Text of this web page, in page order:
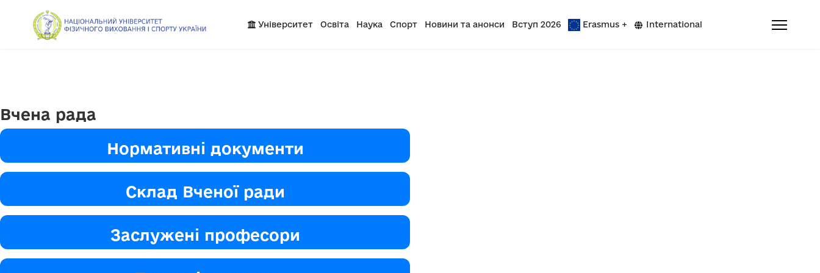
Університет Освіта Наука Спорт Новини та анонси Вступ 2026 Erasmus + International
Вчена рада
Нормативні документи
Склад Вченої ради
Заслужені професори